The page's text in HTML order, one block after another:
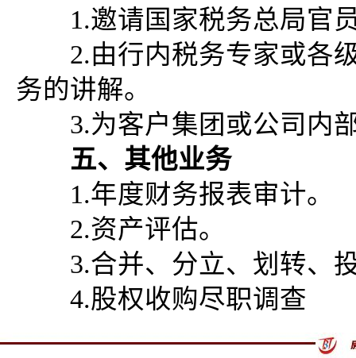
1.邀请国家税务总局官员
2.由行内税务专家或各级
务的讲解。
3.为客户集团或公司内部
五、其他业务
1.年度财务报表审计。
2.资产评估。
3.合并、分立、划转、投
4.股权收购尽职调查